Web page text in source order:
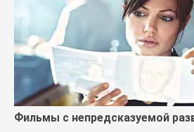
Фильмы с непредсказуемой